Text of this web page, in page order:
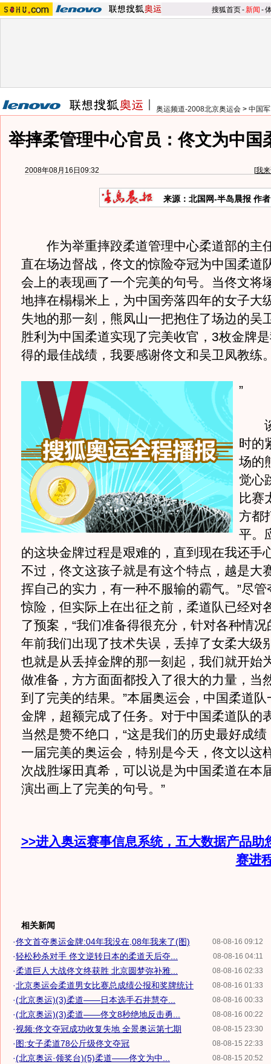
搜狐首页-新闻 -
奥运频道-2008北京奥运会 > 中国
举摔柔管理中心官员：佟文为中国
2008年08月16日09:32 [我
来源：北国网-半岛晨报 作
作为举重摔跤柔道管理中心柔道部的主
直在场边督战，佟文的惊险夺冠为中国柔道
会上的表现画了一个完美的句号。当佟文将
地摔在榻榻米上，为中国旁落四年的女子大
失地的那一刻，熊凤山一把抱住了场边的吴
胜利为中国柔道实现了完美收官，3枚金牌
得的最佳战绩，我要感谢佟文和吴卫凤教练
”
谈
时的
场的
觉心
比赛
方都
平。
的这块金牌过程是艰难的，直到现在我还手
不过，佟文这孩子就是有这个特点，越是大
挥自己的实力，有一种不服输的霸气。”尽
惊险，但实际上在出征之前，柔道队已经对
了预案，“我们准备得很充分，针对各种情
年前我们出现了技术失误，丢掉了女柔大级
也就是从丢掉金牌的那一刻起，我们就开始
做准备，方方面面都投入了很大的力量，当
到了完美的结果。”本届奥运会，中国柔道
金牌，超额完成了任务。对于中国柔道队的
当然是赞不绝口，“这是我们的历史最好成
一届完美的奥运会，特别是今天，佟文以这
次战胜塚田真希，可以说是为中国柔道在本
演出画上了完美的句号。”
>>进入奥运赛事信息系统，五大数据产品助
赛进
相关新闻
08-08-16 09:12
·佟文首夺奥运金牌:04年我没在,08年我来了(图)
08-08-16 04:11
·轻松秒杀对手 佟文逆转日本的柔道天后夺...
08-08-16 02:33
·柔道巨人大战佟文终获胜 北京圆梦弥补雅...
08-08-16 01:33
·北京奥运会柔道男女比赛总成绩公报和奖牌统计
08-08-16 00:33
·(北京奥运)(3)柔道——日本选手石井慧夺...
08-08-16 00:22
·(北京奥运)(3)柔道——佟文8秒绝地反击勇...
08-08-15 23:30
·视频:佟文夺冠成功收复失地 全景奥运第七期
08-08-15 22:33
·图:女子柔道78公斤级佟文夺冠
08-08-15 20:52
·(北京奥运·领奖台)(5)柔道——佟文为中...